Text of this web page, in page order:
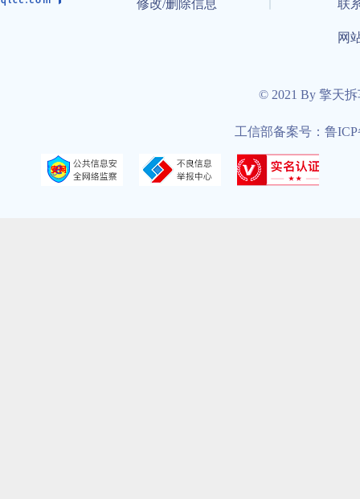
修改/删除信息 联
网
© 2021 By 擎天
工信部备案号：鲁